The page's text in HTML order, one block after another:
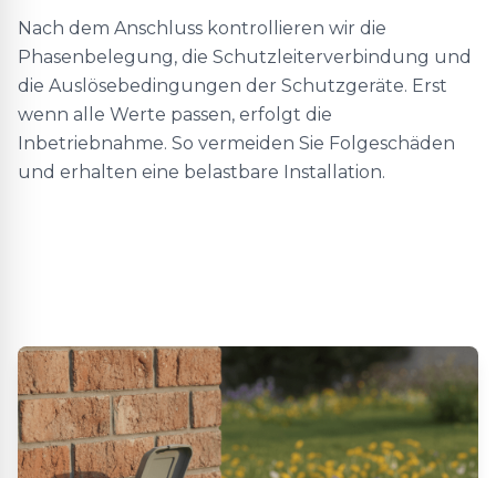
Nach dem Anschluss kontrollieren wir die
Phasenbelegung, die Schutzleiterverbindung und
die Auslösebedingungen der Schutzgeräte. Erst
wenn alle Werte passen, erfolgt die
Inbetriebnahme. So vermeiden Sie Folgeschäden
und erhalten eine belastbare Installation.